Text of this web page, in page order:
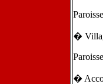
�
�